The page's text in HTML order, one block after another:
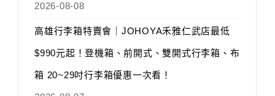
2026-08-08
高雄行李箱特賣會｜JOHOYA禾雅仁武店最低
$990元起！登機箱、前開式、雙開式行李箱、布
箱 20~29吋行李箱優惠一次看！